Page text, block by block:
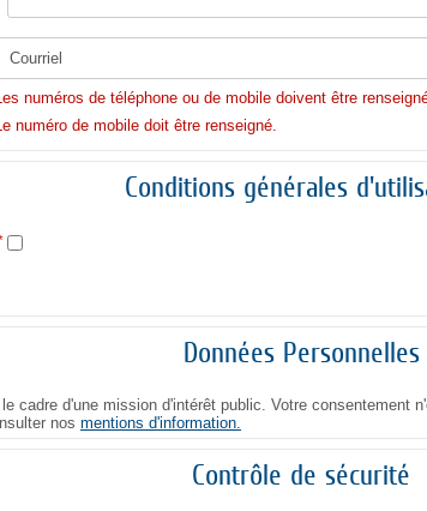
Les numéros de téléphone ou de mobile doivent être
Le numéro de mobile doit être renseigné.
Conditions générales
Données Personnelles
cadre d'une mission d'intérêt public. Votre
nos mentions d'information.
Contrôle de sécurité